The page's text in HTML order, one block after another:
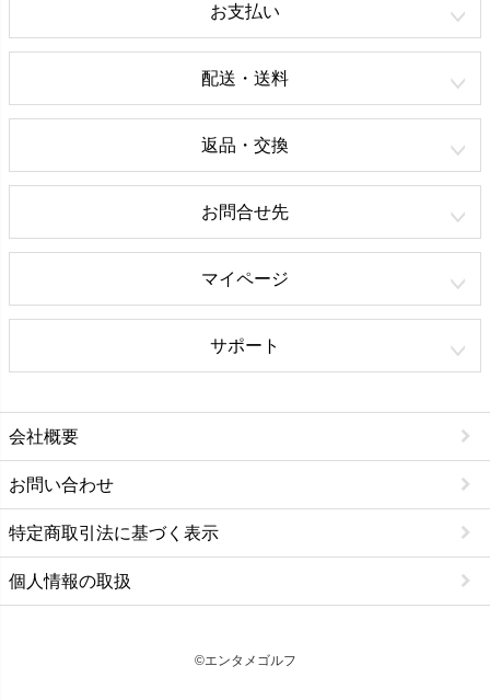
お支払い
配送・送料
返品・交換
お問合せ先
マイページ
サポート
会社概要
お問い合わせ
特定商取引法に基づく表示
個人情報の取扱
©エンタメゴルフ